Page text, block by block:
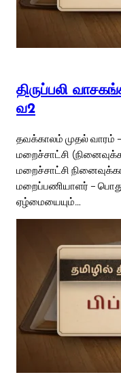
திருப்பலி
வ2
தவக்காலம் முதல் வாரம்
மறைச்சாட்சி
மறைச்சாட்சி
மறைப்பணியாளர் –
ஏழ்மையையும்…